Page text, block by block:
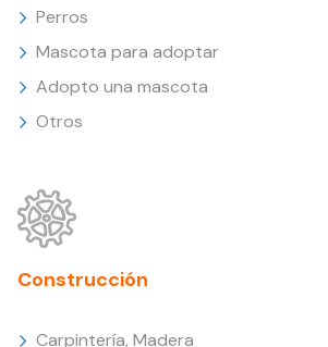
Perros
Mascota para adoptar
Adopto una mascota
Otros
Construcción
Carpintería, Madera